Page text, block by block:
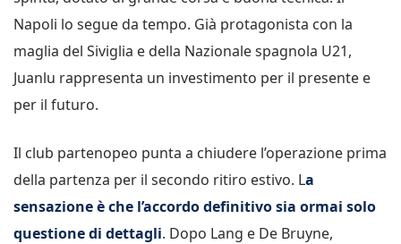
Napoli lo segue da tempo. Già protagonista con la
maglia del Siviglia e della Nazionale spagnola U21,
Juanlu rappresenta un investimento per il presente e
per il futuro.
Il club partenopeo punta a chiudere l’operazione prima
della partenza per il secondo ritiro estivo. La
sensazione è che l’accordo definitivo sia ormai solo
questione di dettagli. Dopo Lang e De Bruyne,